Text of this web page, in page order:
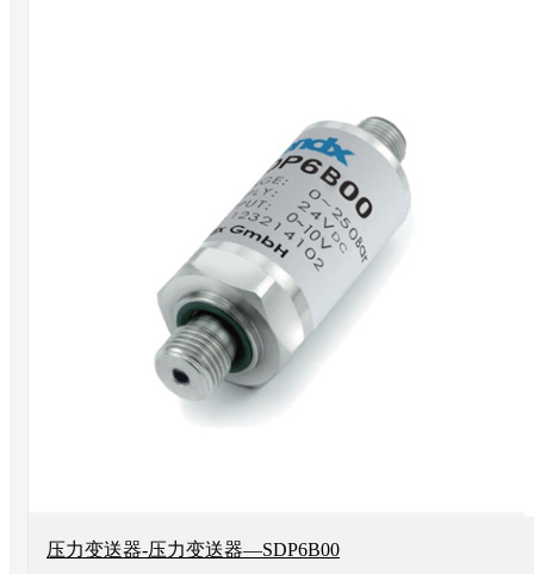
压力变送器-压力变送器—SDP6B00